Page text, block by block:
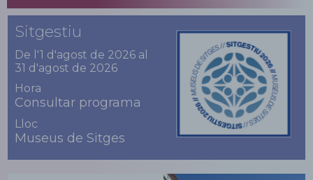
Sitgestiu
De l'1 d'agost de 2026 al
31 d'agost de 2026
Hora
Consultar programa
Lloc
Museus de Sitges